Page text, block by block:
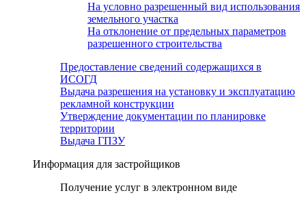
На условно разрешенный вид использования
земельного участка
На отклонение от предельных параметров
разрешенного строительства
Предоставление сведений содержащихся в
ИСОГД
Выдача разрешения на установку и эксплуатацию
рекламной конструкции
Утверждение документации по планировке
территории
Выдача ГПЗУ
Информация для застройщиков
Получение услуг в электронном виде